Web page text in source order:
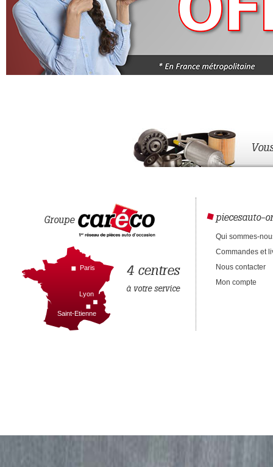
Groupe
4 centres
à votre service
Paris
Lyon
Saint-Etienne
piecesauto-
Qui sommes-
Commandes et
Nous contacter
Mon compte